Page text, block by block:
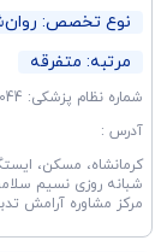
نوع تخصص:
مرتبه: متفرقه
شماره نظام پزشکی: 21044
آدرس :
کرمانشاه، مسکن،
شبانه روزی نسیم
مرکز مشاوره آرامش